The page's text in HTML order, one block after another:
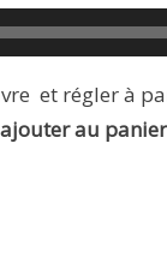
et régler à
au panier